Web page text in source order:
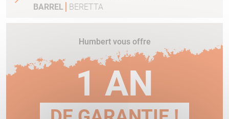
BARREL
BERETTA
Humbert vous offre
1 AN